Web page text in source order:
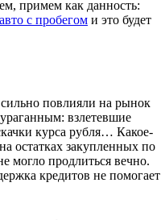
примем как данность:
авто с пробегом и это будет
повлияли на рынок
взлетевшие
курса рубля… Какое-
остатках закупленных по
могло продлиться вечно.
кредитов не помогает